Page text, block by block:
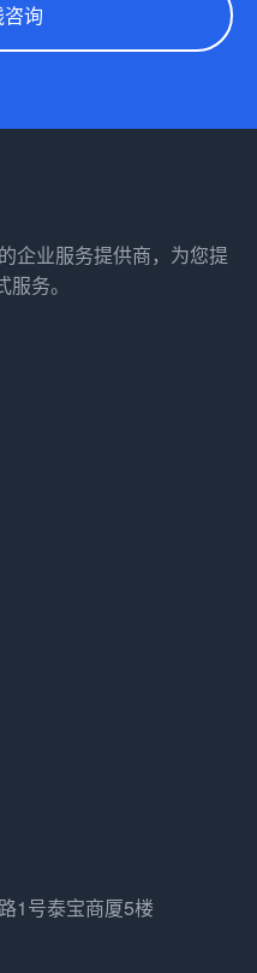
询
企业服务提供商，为您提
务。
1号泰宝商厦5楼